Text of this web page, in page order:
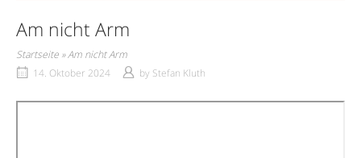
Am nicht Arm
Startseite »Am nicht Arm
14. Oktober 2024
by Stefan Kluth